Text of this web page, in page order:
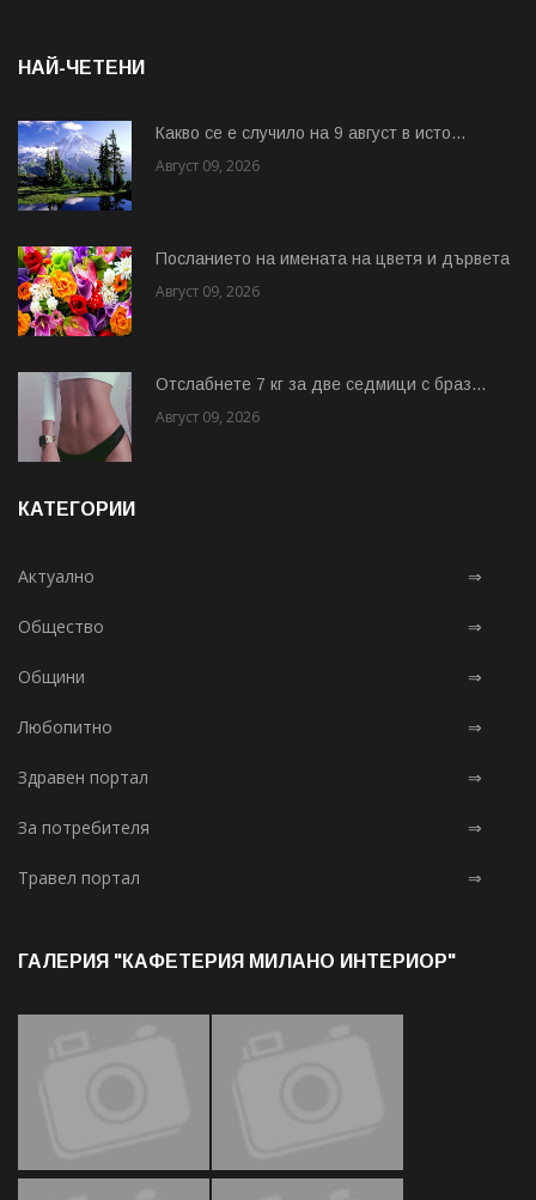
НАЙ-ЧЕТЕНИ
Какво се е случило на 9 август в исто...
Август 09, 2026
Посланието на имената на цветя и дървета
Август 09, 2026
Отслабнете 7 кг за две седмици с браз...
Август 09, 2026
КАТЕГОРИИ
Актуално ⇒
Общество ⇒
Общини ⇒
Любопитно ⇒
Здравен портал ⇒
За потребителя ⇒
Травел портал ⇒
ГАЛЕРИЯ "КАФЕТЕРИЯ МИЛАНО ИНТЕРИОР"